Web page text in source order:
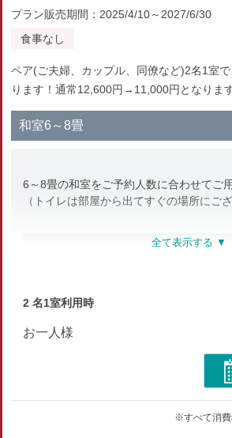
プラン販売期間：2025/4/10～2027/6/30
食事なし
ペア(ご夫婦、カップル、同僚など)2名1室
ります！通常12,600円→11,000円となりま
和室6～8畳
6～8畳の和室をご予約人数に合わせてご
（トイレは部屋から出てすぐの場所にござ
部屋特徴
インターネットができる部屋
2 名1室利用時
お一人様
※すべて消費